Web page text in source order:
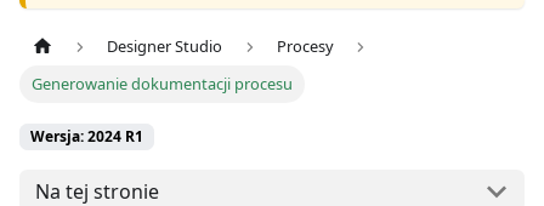
Designer Studio
Procesy
Generowanie dokumentacji procesu
Wersja: 2024 R1
Na tej stronie